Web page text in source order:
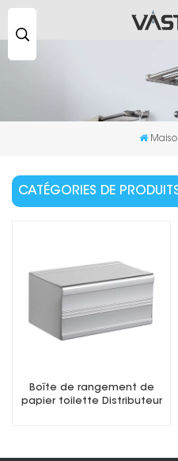
CATÉGORIES DE
Boîte de rangement de
papier toilette Distributeur